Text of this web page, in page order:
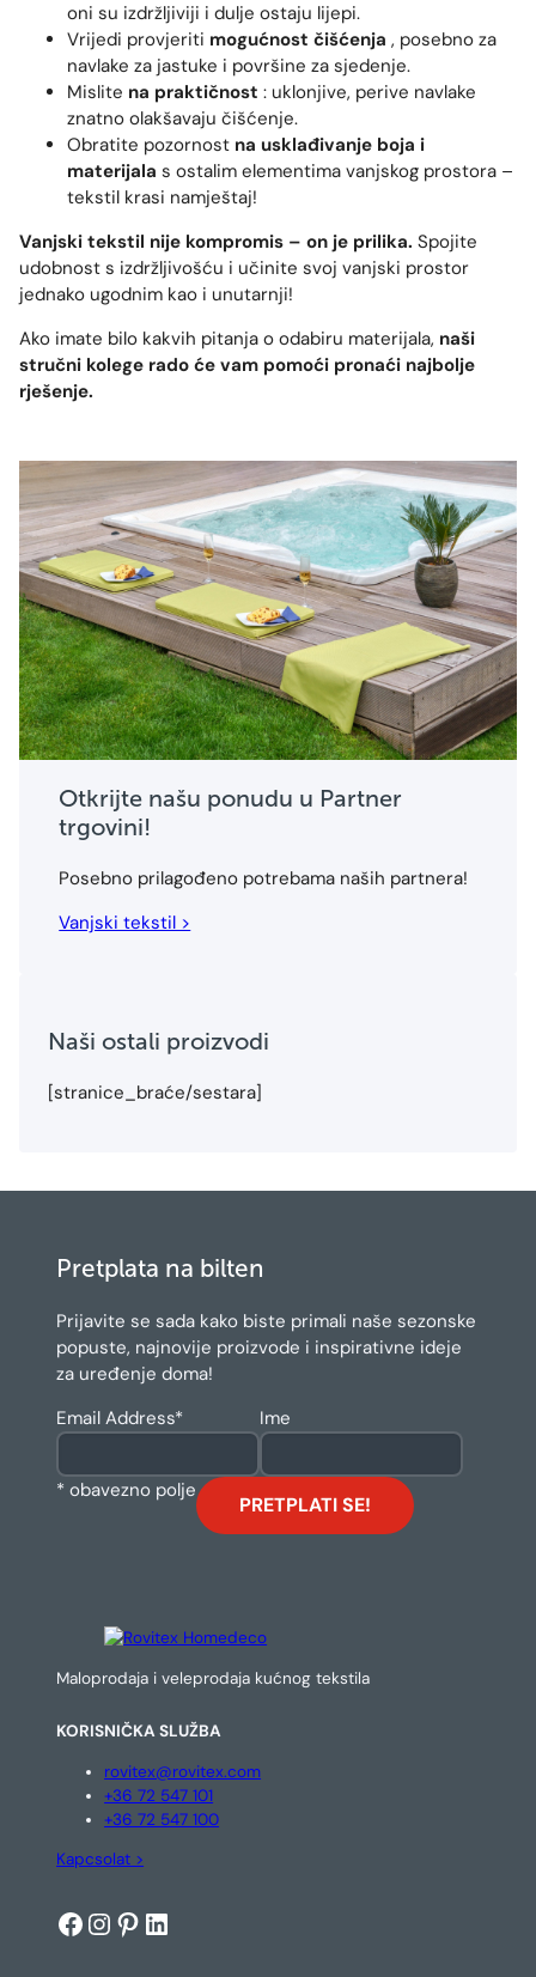
oni su izdržljiviji i dulje ostaju lijepi.
Vrijedi provjeriti mogućnost čišćenja , posebno za
navlake za jastuke i površine za sjedenje.
Mislite na praktičnost : uklonjive, perive navlake
znatno olakšavaju čišćenje.
Obratite pozornost na usklađivanje boja i
materijala s ostalim elementima vanjskog prostora –
tekstil krasi namještaj!
Vanjski tekstil nije kompromis – on je prilika. Spojite
udobnost s izdržljivošću i učinite svoj vanjski prostor
jednako ugodnim kao i unutarnji!
Ako imate bilo kakvih pitanja o odabiru materijala, naši
stručni kolege rado će vam pomoći pronaći najbolje
rješenje.
Otkrijte našu ponudu u Partner
trgovini!
Posebno prilagođeno potrebama naših partnera!
Vanjski tekstil >
Naši ostali proizvodi
[stranice_braće/sestara]
Pretplata na bilten
Prijavite se sada kako biste primali naše sezonske
popuste, najnovije proizvode i inspirativne ideje
za uređenje doma!
Email Address* Ime
* obavezno polje
Maloprodaja i veleprodaja kućnog tekstila
KORISNIČKA SLUŽBA
rovitex@rovitex.com
+36 72 547 101
+36 72 547 100
Kapcsolat >
Facebook
Instagram
Pinterest
LinkedIn